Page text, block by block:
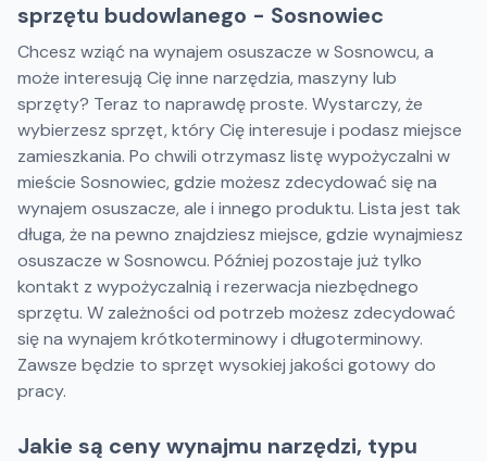
sprzętu budowlanego - Sosnowiec
Chcesz wziąć na wynajem osuszacze w Sosnowcu, a
może interesują Cię inne narzędzia, maszyny lub
sprzęty? Teraz to naprawdę proste. Wystarczy, że
wybierzesz sprzęt, który Cię interesuje i podasz miejsce
zamieszkania. Po chwili otrzymasz listę wypożyczalni w
mieście Sosnowiec, gdzie możesz zdecydować się na
wynajem osuszacze, ale i innego produktu. Lista jest tak
długa, że na pewno znajdziesz miejsce, gdzie wynajmiesz
osuszacze w Sosnowcu. Później pozostaje już tylko
kontakt z wypożyczalnią i rezerwacja niezbędnego
sprzętu. W zależności od potrzeb możesz zdecydować
się na wynajem krótkoterminowy i długoterminowy.
Zawsze będzie to sprzęt wysokiej jakości gotowy do
pracy.
Jakie są ceny wynajmu narzędzi, typu